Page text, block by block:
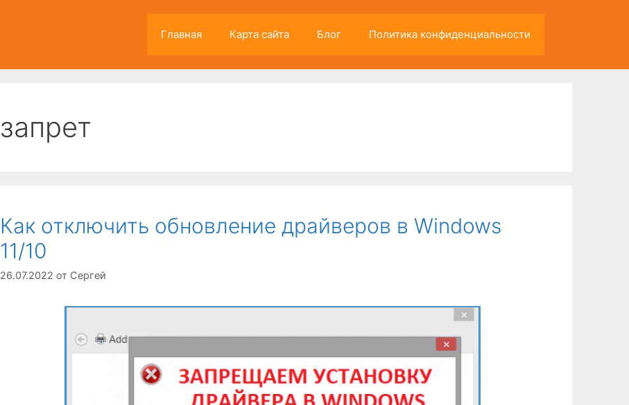
Главная Карта сайта Блог Политика конфиденциальности
запрет
Как отключить обновление драйверов в Windows
11/10
26.07.2022 от Сергей